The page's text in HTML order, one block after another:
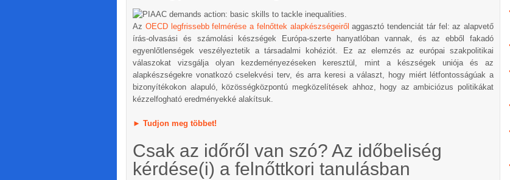
Az OECD legfrissebb felmérése a felnőttek alapkészségeiről aggasztó tendenciát tár fel: az alapvető
írás-olvasási és számolási készségek Európa-szerte hanyatlóban vannak, és az ebből fakadó
egyenlőtlenségek veszélyeztetik a társadalmi kohéziót. Ez az elemzés az európai szakpolitikai
válaszokat vizsgálja olyan kezdeményezéseken keresztül, mint a készségek uniója és az
alapkészségekre vonatkozó cselekvési terv, és arra keresi a választ, hogy miért létfontosságúak a
bizonyítékokon alapuló, közösségközpontú megközelítések ahhoz, hogy az ambiciózus politikákat
kézzelfogható eredményekké alakítsuk.
► Tudjon meg többet!
Csak az időről van szó? Az időbeliség
kérdése(i) a felnőttkori tanulásban